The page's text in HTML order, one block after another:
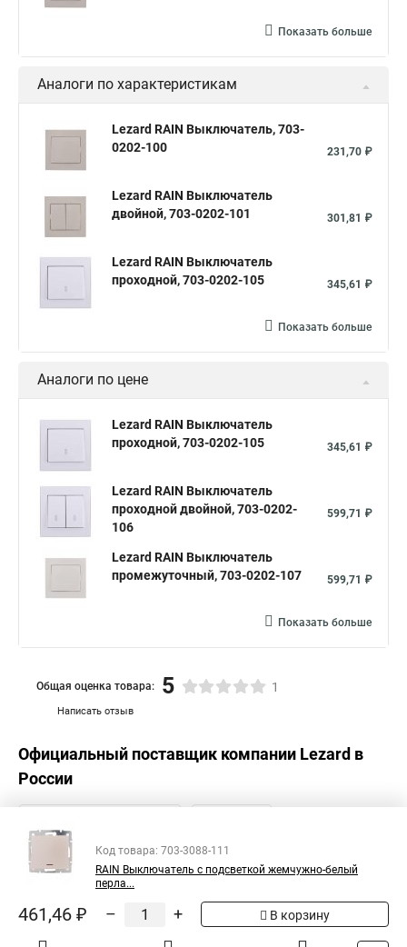
Показать больше
Аналоги по характеристикам
Lezard RAIN Выключатель, 703-
0202-100
231,70 ₽
Lezard RAIN Выключатель
двойной, 703-0202-101
301,81 ₽
Lezard RAIN Выключатель
проходной, 703-0202-105
345,61 ₽
Показать больше
Аналоги по цене
Lezard RAIN Выключатель
проходной, 703-0202-105
345,61 ₽
Lezard RAIN Выключатель
проходной двойной, 703-0202-
106
599,71 ₽
Lezard RAIN Выключатель
промежуточный, 703-0202-107
599,71 ₽
Показать больше
Написать отзыв
Общая оценка товара: 5 1
Официальный поставщик компании Lezard в
России
Код товара: 703-3088-111
RAIN Выключатель с подсветкой жемчужно-белый
перла...
461,46 ₽ – + В корзину